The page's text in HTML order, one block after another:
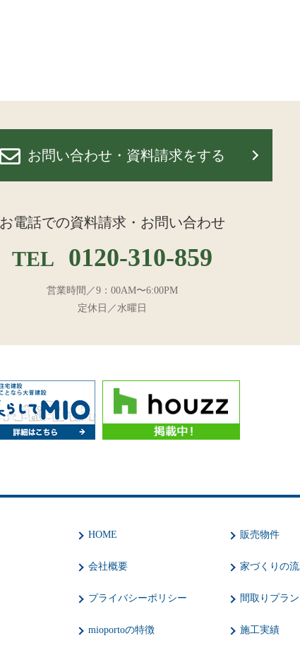
お問い合わせ・資料請求をする
お電話での資料請求・お問い合わせ
TEL 0120-310-859
営業時間／9：00AM〜6:00PM
定休日／水曜日
HOME
会社概要
プライバシーポリシー
mioportoの特徴
販売物件
家づくりの
間取りプラン
施工実績